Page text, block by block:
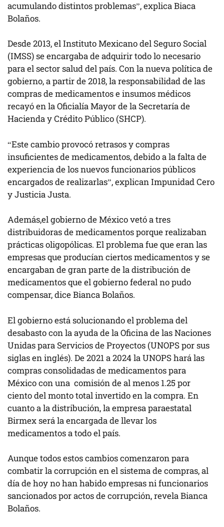
acumulando distintos problemas”, explica Biaca
Bolaños.
Desde 2013, el Instituto Mexicano del Seguro Social
(IMSS) se encargaba de adquirir todo lo necesario
para el sector salud del país. Con la nueva política de
gobierno, a partir de 2018, la responsabilidad de las
compras de medicamentos e insumos médicos
recayó en la Oficialía Mayor de la Secretaría de
Hacienda y Crédito Público (SHCP).
“Este cambio provocó retrasos y compras
insuficientes de medicamentos, debido a la falta de
experiencia de los nuevos funcionarios públicos
encargados de realizarlas”, explican Impunidad Cero
y Justicia Justa.
Además,el gobierno de México vetó a tres
distribuidoras de medicamentos porque realizaban
prácticas oligopólicas. El problema fue que eran las
empresas que producían ciertos medicamentos y se
encargaban de gran parte de la distribución de
medicamentos que el gobierno federal no pudo
compensar, dice Bianca Bolaños.
El gobierno está solucionando el problema del
desabasto con la ayuda de la Oficina de las Naciones
Unidas para Servicios de Proyectos (UNOPS por sus
siglas en inglés). De 2021 a 2024 la UNOPS hará las
compras consolidadas de medicamentos para
México con una comisión de al menos 1.25 por
ciento del monto total invertido en la compra. En
cuanto a la distribución, la empresa paraestatal
Birmex será la encargada de llevar los
medicamentos a todo el país.
Aunque todos estos cambios comenzaron para
combatir la corrupción en el sistema de compras, al
día de hoy no han habido empresas ni funcionarios
sancionados por actos de corrupción, revela Bianca
Bolaños.